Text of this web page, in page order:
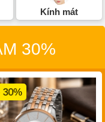
Kính mát
30%
30%